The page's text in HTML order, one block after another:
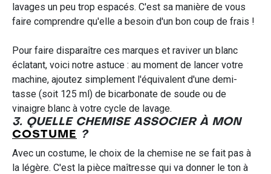
lavages un peu trop espacés. C'est sa manière de vous
faire comprendre qu'elle a besoin d'un bon coup de frais !
Pour faire disparaître ces marques et raviver un blanc
éclatant, voici notre astuce : au moment de lancer votre
machine, ajoutez simplement l'équivalent d'une demi-
tasse (soit 125 ml) de bicarbonate de soude ou de
vinaigre blanc à votre cycle de lavage.
3. QUELLE CHEMISE ASSOCIER À MON
COSTUME
?
Avec un costume, le choix de la chemise ne se fait pas à
la légère. C'est la pièce maîtresse qui va donner le ton à